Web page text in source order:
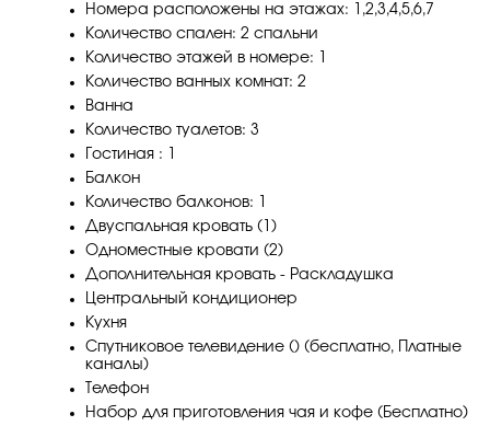
Номера расположены на этажах: 1,2,3,4,5,6,7
Количество спален: 2 спальни
Количество этажей в номере: 1
Количество ванных комнат: 2
Ванна
Количество туалетов: 3
Гостиная : 1
Балкон
Количество балконов: 1
Двуспальная кровать (1)
Одноместные кровати (2)
Дополнительная кровать - Раскладушка
Центральный кондиционер
Кухня
Спутниковое телевидение () (бесплатно, Платные
каналы)
Телефон
Набор для приготовления чая и кофе (Бесплатно)